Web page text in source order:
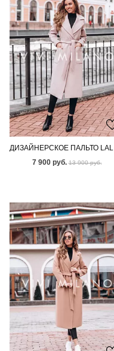
7 900 руб. 13 900 руб.